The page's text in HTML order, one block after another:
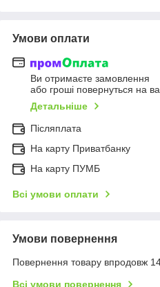
Умови оплати
Ви отримаєте замовлення
або гроші повернуться на
Детальніше
Післяплата
На карту Приватбанку
На карту ПУМБ
Всі умови оплати
Умови повернення
Повернення товару впродовж
Всі умови повернення